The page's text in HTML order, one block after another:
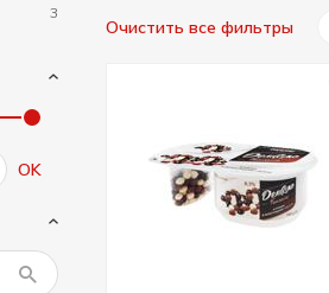
3
OK
Очистить все фильтры